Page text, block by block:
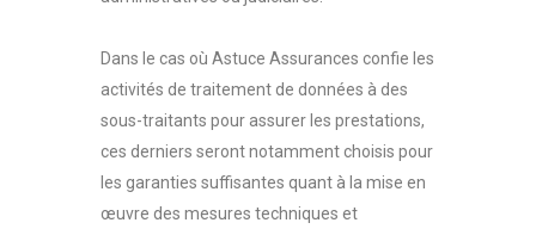
Dans le cas où Astuce Assurances confie les
activités de traitement de données à des
sous-traitants pour assurer les prestations,
ces derniers seront notamment choisis pour
les garanties suffisantes quant à la mise en
œuvre des mesures techniques et